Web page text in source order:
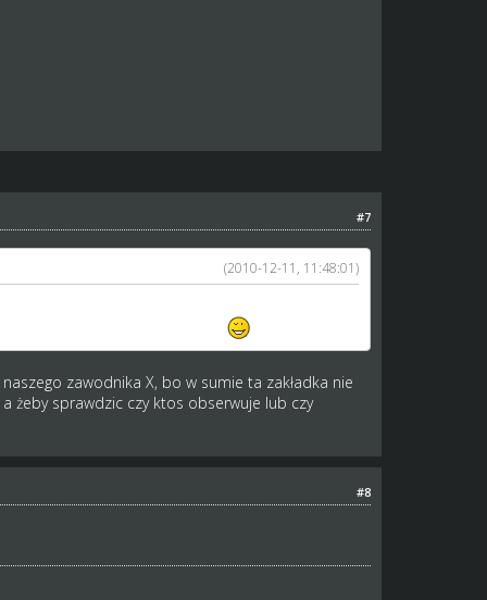
#7
(2010-12-11, 11:48:01)
Pozdro.
zawodnika X, bo w sumie ta zakładka nie
żeby sprawdzic czy ktos obserwuje lub czy
#8